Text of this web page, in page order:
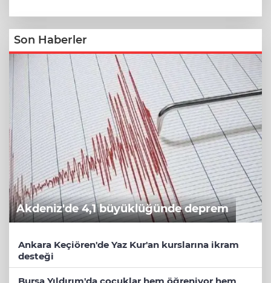
Son Haberler
Akdeniz'de 4,1 büyüklüğünde deprem
Ankara Keçiören'de Yaz Kur'an kurslarına ikram
desteği
Bursa Yıldırım'da çocuklar hem öğreniyor hem